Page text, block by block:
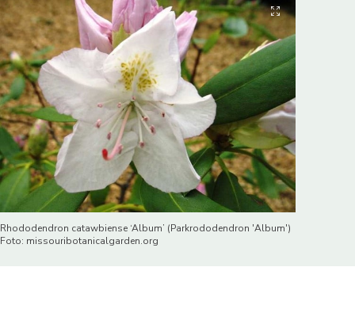
Rhododendron catawbiense ‘Album’ (Parkrododendron 'Album')
Foto: missouribotanicalgarden.org